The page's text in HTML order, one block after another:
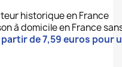
historique en France
à domicile en France
partir de 7,59 euros pour